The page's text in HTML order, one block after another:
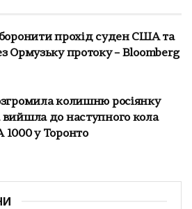
прохід суден США та
Ормузьку протоку – Bloomberg
колишню росіянку
вийшла до наступного кола
1000 у Торонто